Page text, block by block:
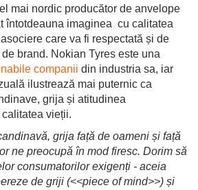
mai nordic producător de anvelope
întotdeauna imaginea cu calitatea
care va fi respectată și de
brand. Nokian Tyres este una
companii din industria sa, iar
ilustrează mai puternic ca
grija și atitudinea
vieții.
grija față de oameni și față
ne preocupă în mod firesc. Dorim să
consumatorilor exigenți - aceia
de griji (<<piece of mind>>) și